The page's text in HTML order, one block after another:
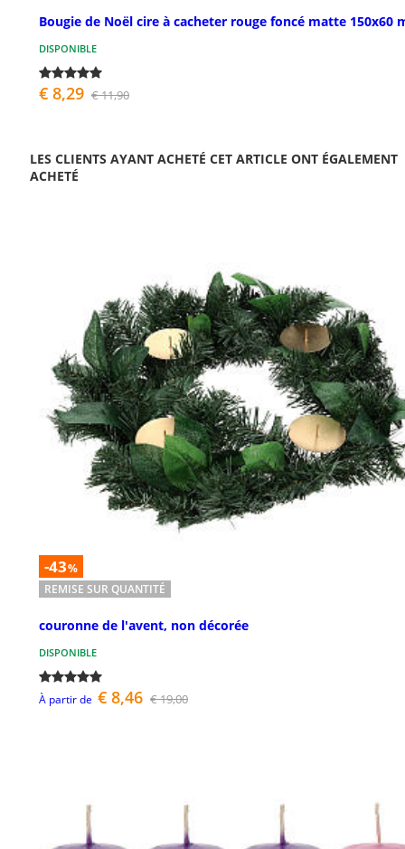
Bougie de Noël cire à cacheter rouge foncé matte 150x60
DISPONIBLE
€ 8,29 € 11,90
LES CLIENTS AYANT ACHETÉ CET ARTICLE ONT ÉGALEMENT
ACHETÉ
-43%
REMISE SUR QUANTITÉ
couronne de l'avent, non décorée
DISPONIBLE
À partir de € 8,46 € 19,00